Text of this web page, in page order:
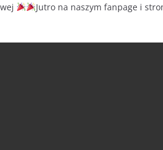
Jutro na naszym fanpage i